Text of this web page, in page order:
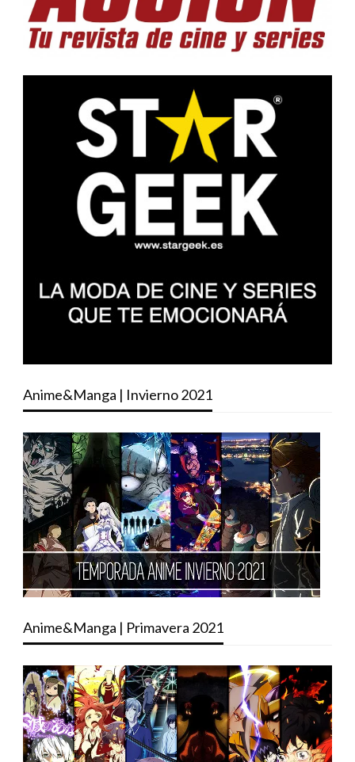
Anime&Manga | Invierno 2021
Anime&Manga | Primavera 2021